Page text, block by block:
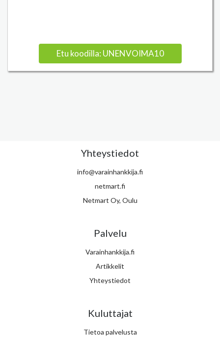
Etu koodilla: UNENVOIMA10
Yhteystiedot
info@varainhankkija.fi
netmart.fi
Netmart Oy, Oulu
Palvelu
Varainhankkija.fi
Artikkelit
Yhteystiedot
Kuluttajat
Tietoa palvelusta